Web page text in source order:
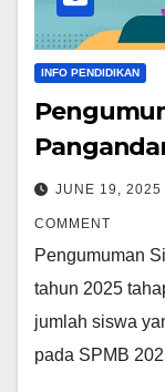
INFO PENDIDIKAN
JUNE 19, 2025
COMMENT
Pengumuman
tahun 2025
jumlah siswa
pada SPMB